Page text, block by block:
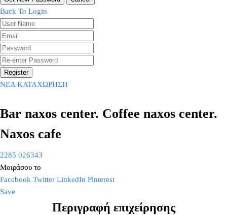
Back To Login
Register
ΝΕΑ ΚΑΤΑΧΩΡΗΣΗ
Bar naxos center. Coffee naxos center.
Naxos cafe
2285 026343
Μοιράσου το
Facebook Twitter LinkedIn Pinterest
Save
Περιγραφή επιχείρησης